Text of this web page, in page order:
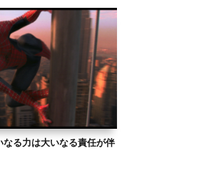
なる力は大いなる責任が伴